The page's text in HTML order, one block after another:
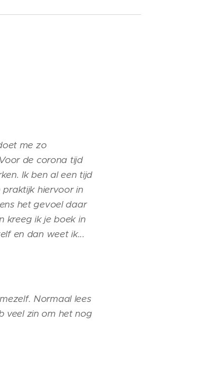
me zo
de corona tijd
Ik ben al een tijd
hiervoor in
het gevoel daar
kreeg ik je boek in
en dan weet ik...
Normaal lees
veel zin om het nog